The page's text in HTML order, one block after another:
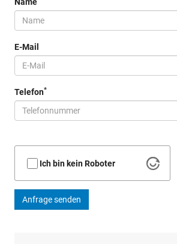
E-Mail
Telefon*
Ich bin kein Roboter
Anfrage senden